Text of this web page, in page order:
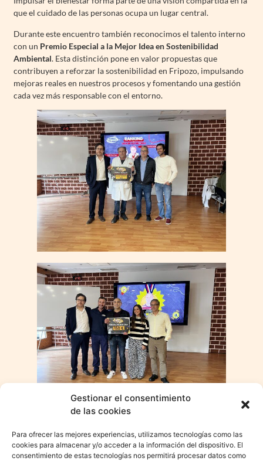
Gestionar el consentimiento
de las cookies
Para ofrecer las mejores experiencias, utilizamos tecnologías como las
cookies para almacenar y/o acceder a la información del dispositivo. El
consentimiento de estas tecnologías nos permitirá procesar datos como
que el cuidado de las personas ocupa un lugar central.
Durante este encuentro también reconocimos el talento interno
con un Premio Especial a la Mejor Idea en Sostenibilidad
Ambiental. Esta distinción pone en valor propuestas que
contribuyen a reforzar la sostenibilidad en Fripozo, impulsando
mejoras reales en nuestros procesos y fomentando una gestión
cada vez más responsable con el entorno.